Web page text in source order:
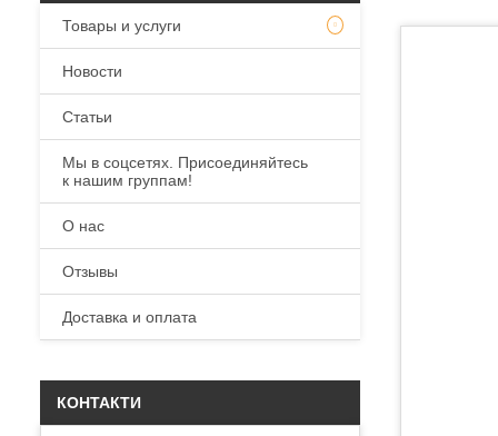
Товары и услуги
Новости
Статьи
Мы в соцсетях. Присоединяйтесь
к нашим группам!
О нас
Отзывы
Доставка и оплата
КОНТАКТИ